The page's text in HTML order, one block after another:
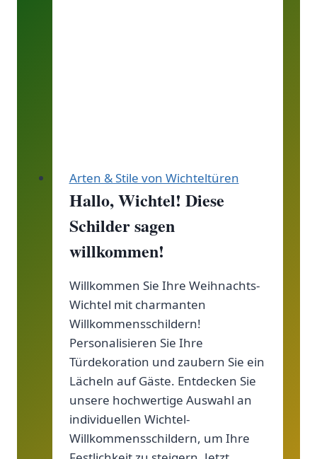
Arten & Stile von Wichteltüren
Hallo, Wichtel! Diese
Schilder sagen
willkommen!
Willkommen Sie Ihre Weihnachts-
Wichtel mit charmanten
Willkommensschildern!
Personalisieren Sie Ihre
Türdekoration und zaubern Sie ein
Lächeln auf Gäste. Entdecken Sie
unsere hochwertige Auswahl an
individuellen Wichtel-
Willkommensschildern, um Ihre